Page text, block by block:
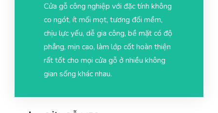
Cửa gỗ công nghiệp với đặc tính không
co ngót, ít mối mọt, tương đối mềm,
chịu lực yếu, dễ gia công, bề mặt có độ
phẳng, mịn cao, làm lớp cốt hoàn thiện
rất tốt cho mọi cửa gỗ ở nhiều không
gian sống khác nhau.